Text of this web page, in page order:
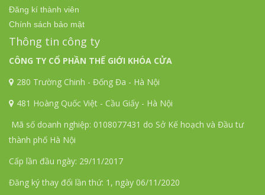
Đăng kí thành viên
Chính sách bảo mật
Thông tin công ty
CÔNG TY CỔ PHẦN THẾ GIỚI KHÓA CỬA
280 Trường Chinh - Đống Đa - Hà Nội
481 Hoàng Quốc Việt - Cầu Giấy - Hà Nội
Mã số doanh nghiệp: 0108077431 do Sở Kế hoạch và Đầu tư
thành phố Hà Nội
Cấp lần đầu ngày: 29/11/2017
Đăng ký thay đổi lần thứ: 1, ngày 06/11/2020